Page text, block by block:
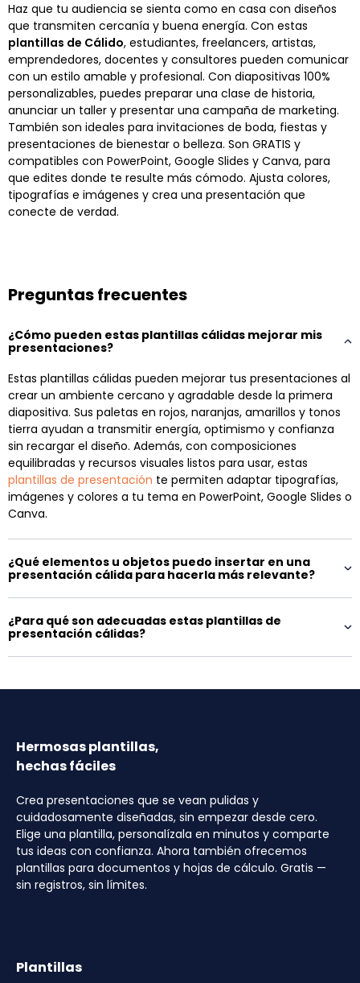
Haz que tu audiencia se sienta como en casa con diseños
que transmiten cercanía y buena energía. Con estas
plantillas de Cálido, estudiantes, freelancers, artistas,
emprendedores, docentes y consultores pueden comunicar
con un estilo amable y profesional. Con diapositivas 100%
personalizables, puedes preparar una clase de historia,
anunciar un taller y presentar una campaña de marketing.
También son ideales para invitaciones de boda, fiestas y
presentaciones de bienestar o belleza. Son GRATIS y
compatibles con PowerPoint, Google Slides y Canva, para
que edites donde te resulte más cómodo. Ajusta colores,
tipografías e imágenes y crea una presentación que
conecte de verdad.
Preguntas frecuentes
¿Cómo pueden estas plantillas cálidas mejorar mis
presentaciones?
Estas plantillas cálidas pueden mejorar tus presentaciones al
crear un ambiente cercano y agradable desde la primera
diapositiva. Sus paletas en rojos, naranjas, amarillos y tonos
tierra ayudan a transmitir energía, optimismo y confianza
sin recargar el diseño. Además, con composiciones
equilibradas y recursos visuales listos para usar, estas
plantillas de presentación te permiten adaptar tipografías,
imágenes y colores a tu tema en PowerPoint, Google Slides o
Canva.
¿Qué elementos u objetos puedo insertar en una
presentación cálida para hacerla más relevante?
¿Para qué son adecuadas estas plantillas de
presentación cálidas?
Hermosas plantillas,
hechas fáciles
Crea presentaciones que se vean pulidas y
cuidadosamente diseñadas, sin empezar desde cero.
Elige una plantilla, personalízala en minutos y comparte
tus ideas con confianza. Ahora también ofrecemos
plantillas para documentos y hojas de cálculo. Gratis —
sin registros, sin límites.
Plantillas